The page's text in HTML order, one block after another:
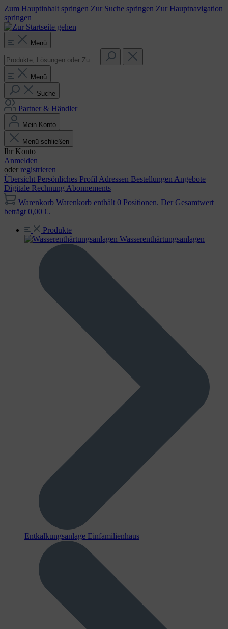
Zum Hauptinhalt springen Zur Suche springen Zur Hauptnavigation
springen
Menü
Menü
Suche
Partner & Händler
Mein Konto
Menü schließen
Ihr Konto
Anmelden
oder registrieren
Übersicht Persönliches Profil Adressen Bestellungen Angebote
Digitale Rechnung Abonnements
Warenkorb Warenkorb enthält 0 Positionen. Der Gesamtwert
beträgt 0,00 €.
Produkte
Wasser­enthärtungs­anlagen
Entkalkungsanlage Einfamilienhaus